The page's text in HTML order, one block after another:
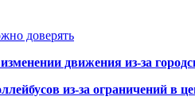
доверять
движения из-за
из-за ограничений в